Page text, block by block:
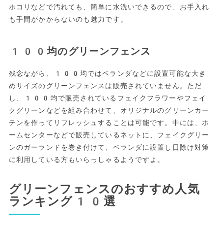
ホコリなどで汚れても、簡単に水洗いできるので、お手入れ
も手間がかからないのも魅力です。
100均のグリーンフェンス
残念ながら、100均ではベランダなどに設置可能な大き
めサイズのグリーンフェンスは販売されていません。ただ
し、100均で販売されているフェイクフラワーやフェイ
クグリーンなどを組み合わせて、オリジナルのグリーンカー
テンを作ってリフレッシュすることは可能です。中には、ホ
ームセンターなどで販売しているネットに、フェイクグリー
ンのガーランドを巻き付けて、ベランダに設置し日除け対策
に利用している方もいらっしゃるようですよ。
グリーンフェンスのおすすめ人気
ランキング10選